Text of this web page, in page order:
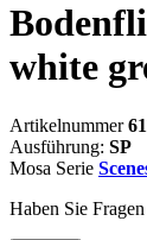
white
Artikelnummer
Ausführung: SP
Mosa Serie
Haben Sie